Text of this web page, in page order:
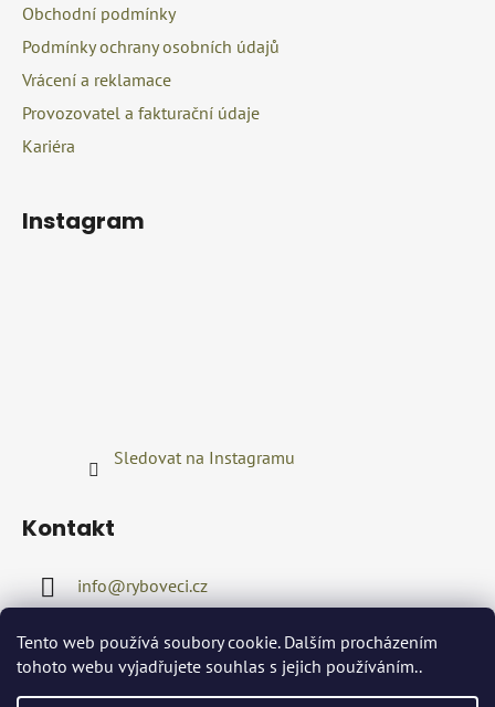
Tento web používá soubory cookie. Dalším procházením
tohoto webu vyjadřujete souhlas s jejich používáním..
v
v
Obchodní podmínky
Podmínky ochrany osobních údajů
Vrácení a reklamace
Provozovatel a fakturační údaje
Kariéra
Instagram
Sledovat na Instagramu
Kontakt
info@ryboveci.cz
+420722416689